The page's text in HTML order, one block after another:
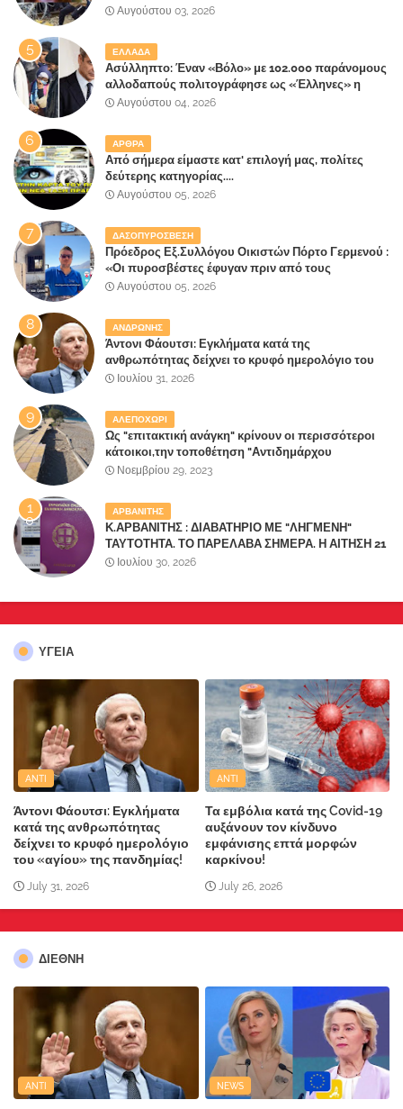
κάνει τη σύντροφό του χριστιανή»
Αυγούστου 03, 2026
ΕΛΛΑΔΑ
Ασύλληπτο: Έναν «Βόλο» με 102.000 παράνομους
αλλοδαπούς πολιτογράφησε ως «Έλληνες» η
κυβέρνηση!
Αυγούστου 04, 2026
ΑΡΘΡΑ
Από σήμερα είμαστε κατ' επιλογή μας, πολίτες
δεύτερης κατηγορίας....
Αυγούστου 05, 2026
ΔΑΣΟΠΥΡΟΣΒΕΣΗ
Πρόεδρος Εξ.Συλλόγου Οικιστών Πόρτο Γερμενού :
«Οι πυροσβέστες έφυγαν πριν από τους
κατοίκους»
Αυγούστου 05, 2026
ΑΝΔΡΩΝΗΣ
Άντονι Φάουτσι: Εγκλήματα κατά της
ανθρωπότητας δείχνει το κρυφό ημερολόγιο του
«αγίου» της πανδημίας!
Ιουλίου 31, 2026
ΑΛΕΠΟΧΩΡΙ
Ως "επιτακτική ανάγκη" κρίνουν οι περισσότεροι
κάτοικοι,την τοποθέτηση "Αντιδημάρχου
Παραλιακής Ζώνης" στο Δήμο Μάνδρας-Ειδυλλίας!
Νοεμβρίου 29, 2023
ΑΡΒΑΝΙΤΗΣ
Κ.ΑΡΒΑΝΙΤΗΣ : ΔΙΑΒΑΤΗΡΙΟ ΜΕ "ΛΗΓΜΕΝΗ"
ΤΑΥΤΟΤΗΤΑ. ΤΟ ΠΑΡΕΛΑΒΑ ΣΗΜΕΡΑ. Η ΑΙΤΗΣΗ 21
ΙΟΥΛΙΟΥ, Η ΕΚΔΟΣΗ 23 ΙΟΥΛΙΟΥ
Ιουλίου 30, 2026
ΥΓΕΙΑ
ANTI
Άντονι Φάουτσι: Εγκλήματα
κατά της ανθρωπότητας
δείχνει το κρυφό ημερολόγιο
του «αγίου» της πανδημίας!
July 31, 2026
ANTI
Τα εμβόλια κατά της Covid-19
αυξάνουν τον κίνδυνο
εμφάνισης επτά μορφών
καρκίνου!
July 26, 2026
ΔΙΕΘΝΗ
ANTI NEWS